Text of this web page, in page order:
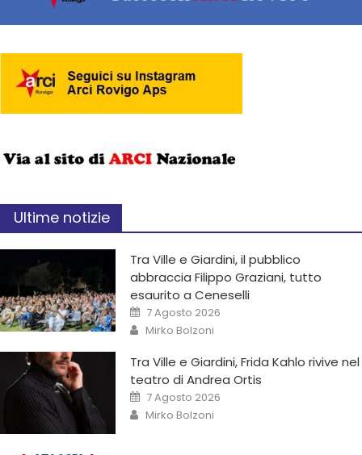
Ultime notizie
Tra Ville e Giardini, il pubblico
abbraccia Filippo Graziani, tutto
esaurito a Ceneselli
7 Agosto 2026
Mirko Bolzoni
Tra Ville e Giardini, Frida Kahlo rivive nel
teatro di Andrea Ortis
7 Agosto 2026
Mirko Bolzoni